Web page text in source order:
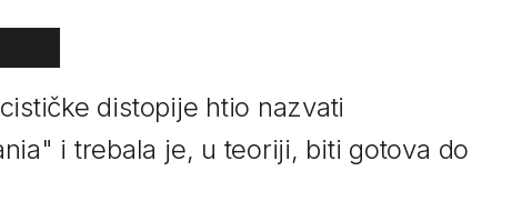
distopije htio nazvati
i trebala je, u teoriji, biti gotova do